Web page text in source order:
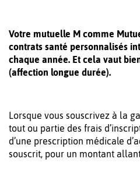
Votre mutuelle M comme
contrats santé personnalisés
chaque année. Et cela vaut
(affection longue durée).
Lorsque vous souscrivez à la
tout ou partie des frais
d’une prescription médicale
souscrit, pour un montant